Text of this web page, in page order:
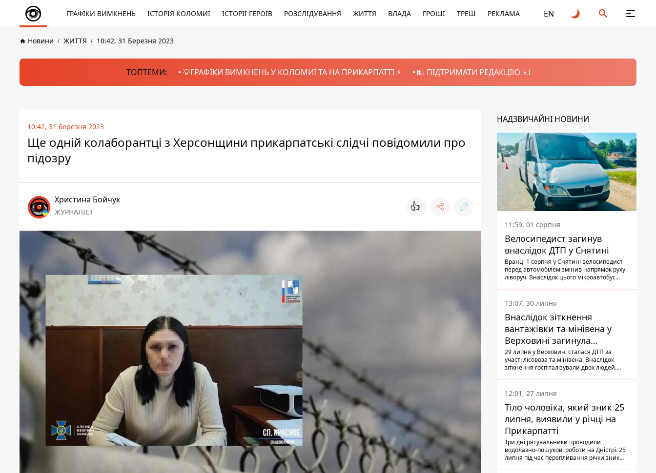
ГРАФІКИ ВИМКНЕНЬ ІСТОРІЯ КОЛОМИЇ ІСТОРІЇ ГЕРОЇВ РОЗСЛІДУВАННЯ ЖИТТЯ ВЛАДА ГРОШІ ТРЕШ РЕКЛАМА EN
Новини ЖИТТЯ 10:42, 31 Березня 2023
ТОПТЕМИ: 💡ГРАФІКИ ВИМКНЕНЬ У КОЛОМИЇ ТА НА ПРИКАРПАТТІ ⚡️ 💵 ПІДТРИМАТИ РЕДАКЦІЮ 💵
10:42, 31 березня 2023
Ще одній колаборантці з Херсонщини прикарпатські слідчі повідомили про
підозру
Христина Бойчук
ЖУРНАЛІСТ 👍
НАДЗВИЧАЙНІ НОВИНИ
11:59, 01 серпня
Велосипедист загинув
внаслідок ДТП у Снятині
Вранці 1 серпня у Снятині велосипедист
перед автомобілем змінив напрямок руху
ліворуч. Внаслідок цього мікроавтобус
13:07, 30 липня
Внаслідок зіткнення
вантажівки та мінівена у
Верховині загинула
пасажирка, водійка - у
лікарні
29 липня у Верховині сталася ДТП за
участі лісовоза та мінівена. Внаслідок
зіткнення госпіталізували двох людей.
Також травми отримала водійка
автомобіля.
12:01, 27 липня
Тіло чоловіка, який зник 25
липня, виявили у річці на
Прикарпатті
Три дні рятувальники проводили
водолазно-пошукові роботи на Дністрі. 25
липня під час перепливання річки зник